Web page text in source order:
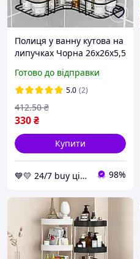
Полиця у ванну кутова на
липучках Чорна 26х26х5,5
ванної кімнати, кутова
поличка
Готово до відправки
5.0 (2)
330₴
412.50 ₴
Купити
💙💛 24/7 buy цілодобовий магазин з топовими товарами 👌% 🚚 ⤵ 98%